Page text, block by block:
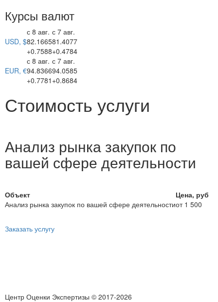
Курсы валют
USD, $
с 8 авг. с 7 авг.
82.166581.4077
+0.7588+0.4784
EUR, €
с 8 авг. с 7 авг.
94.836694.0585
+0.7781 +0.8684
Стоимость услуги
Анализ рынка закупок по
вашей сфере деятельности
Объект
Цена, руб
Анализ рынка закупок по вашей сфере деятельностиот 1 500
Заказать услугу
Центр Оценки Экспертизы © 2017-2026